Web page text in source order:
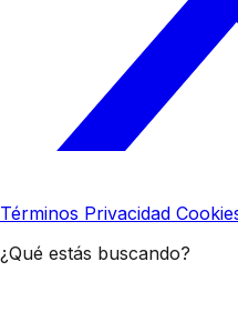
Términos Privacidad
¿Qué estás buscando?